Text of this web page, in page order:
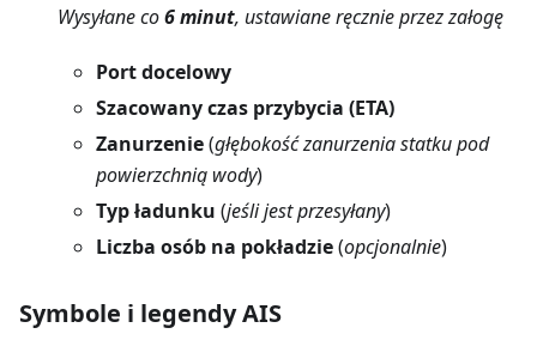
Wysyłane co6 minut, ustawiane ręcznie przez załogę
Port docelowy
Szacowany czas przybycia (ETA)
Zanurzenie(głębokość zanurzenia statku pod
powierzchnią wody)
Typ ładunku (jeśli jest przesyłany)
Liczba osób na pokładzie(opcjonalnie)
Symbole i legendy AIS